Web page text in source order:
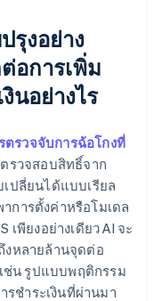
รุงอย่าง
อการเพิ่ม
นอย่างไร
ตรวจจับการฉ้อโกงที่
รวจสอบสิทธิ์จาก
ปลี่ยนได้แบบเรียล
การตั้งค่าหรือโมเดล
เพียงอย่างเดียว AI จะ
งหลายล้านจุดต่อ
ช่น รูปแบบพฤติกรรม
ชำระเงินที่ผ่านมา